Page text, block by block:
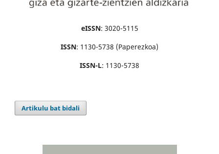
eISSN: 3020-5115
ISSN: 1130-5738 (Paperezkoa)
ISSN-L: 1130-5738
Artikulu bat bidali